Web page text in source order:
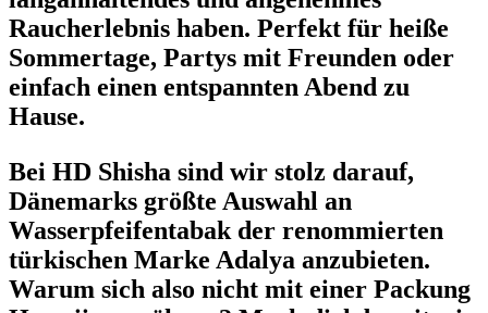
Raucherlebnis haben. Perfekt für heiße
Sommertage, Partys mit Freunden oder
einfach einen entspannten Abend zu
Hause.
Bei HD Shisha sind wir stolz darauf,
Dänemarks größte Auswahl an
Wasserpfeifentabak der renommierten
türkischen Marke Adalya anzubieten.
Warum sich also nicht mit einer Packung